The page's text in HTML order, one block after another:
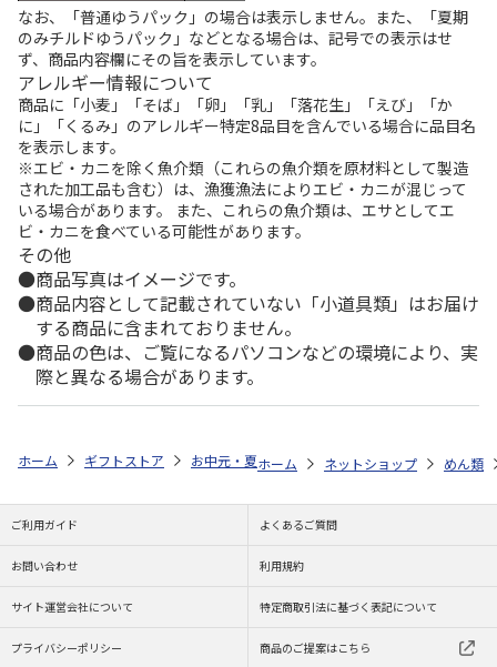
なお、「普通ゆうパック」の場合は表示しません。また、「夏期
のみチルドゆうパック」などとなる場合は、記号での表示はせ
ず、商品内容欄にその旨を表示しています。
アレルギー情報について
商品に「小麦」「そば」「卵」「乳」「落花生」「えび」「か
に」「くるみ」のアレルギー特定8品目を含んでいる場合に品目名
を表示します。
※エビ・カニを除く魚介類（これらの魚介類を原材料として製造
された加工品も含む）は、漁獲漁法によりエビ・カニが混じって
いる場合があります。 また、これらの魚介類は、エサとしてエ
ビ・カニを食べている可能性があります。
その他
商品写真はイメージです。
商品内容として記載されていない「小道具類」はお届け
する商品に含まれておりません。
商品の色は、ご覧になるパソコンなどの環境により、実
際と異なる場合があります。
ホーム ギフトストア お中元・夏ギフト特集 2026 ゆうゆうギフト
ホーム ネットショップ めん類
ご利用ガイド よくあるご質問
お問い合わせ 利用規約
サイト運営会社について 特定商取引法に基づく表記について
プライバシーポリシー 商品のご提案はこちら